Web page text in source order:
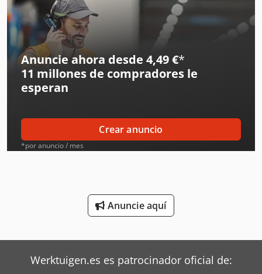
Graco Bombas
Grundfos Bombas
Ingersoll Rand Compresores
Ingersoll Rand Herramientas
Ksb Bombas
Linde Tractor
Netzsch Bombas
Oms Flejadoras
Rexroth Bombas
Anuncie ahora desde 4,49 €*
11 millones de compradores le
esperan
Crear anuncio
*por anuncio / mes
Anuncie aquí
Werktuigen.es es patrocinador oficial de: